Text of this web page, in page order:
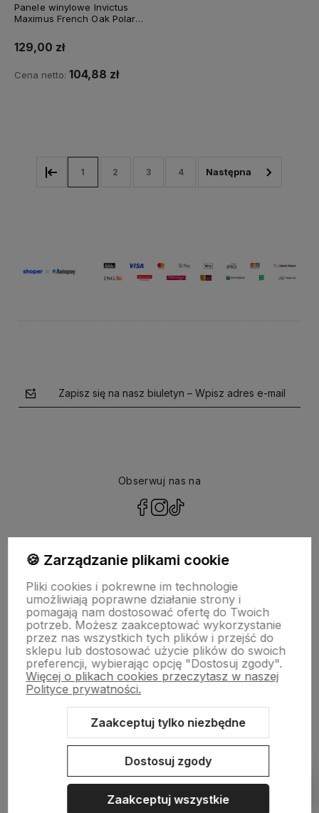
Panele winylowe Invictus
Maximus French Oak Polar -
129,00 zł
Cena netto: 104,88 zł
1 2 3 4
Zapisz się na nasz biuletyn – Wpisz adres e-mail
Obserwuj nas na
NASZA SELEKCJA
POMOC
KONTO
Sklep internetowy Shoper.pl Szablon Shoper Modern 3.0™
GrowCommerce
🍪 Zarządzanie plikami cookie
Pliki cookies i pokrewne im technologie
umożliwiają poprawne działanie strony i
pomagają nam dostosować ofertę do Twoich
potrzeb. Możesz zaakceptować wykorzystanie
przez nas wszystkich tych plików i przejść do
sklepu lub dostosować użycie plików do swoich
preferencji, wybierając opcję "Dostosuj zgody".
Więcej o plikach cookies przeczytasz w naszej
Polityce prywatności.
Zaakceptuj tylko niezbędne
Dostosuj zgody
Zaakceptuj wszystkie